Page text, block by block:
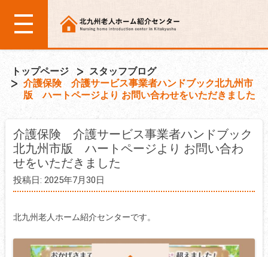
トップページ
スタッフブログ
介護保険 介護サービス事業者ハンドブック北九州市
版 ハートページより お問い合わせをいただきました
介護保険 介護サービス事業者ハンドブック
北九州市版 ハートページより お問い合わ
せをいただきました
投稿日: 2025年7月30日
北九州老人ホーム紹介センターです。